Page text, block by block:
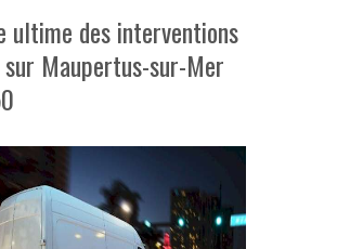
ultime des interventions
Maupertus-sur-Mer